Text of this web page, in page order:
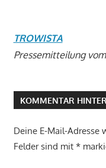
TROWISTA
Pressemitteilung vom
KOMMENTAR
Deine E-Mail-Adresse
Felder sind mit *